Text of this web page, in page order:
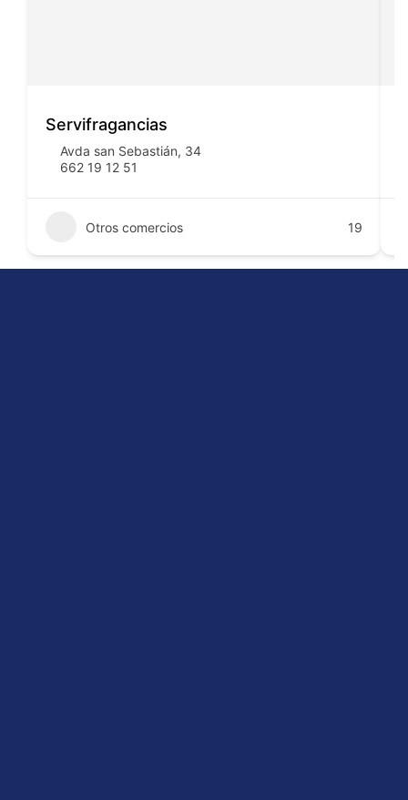
Servifragancias
Avda san Sebastián, 34
662 19 12 51
Otros comercios 19